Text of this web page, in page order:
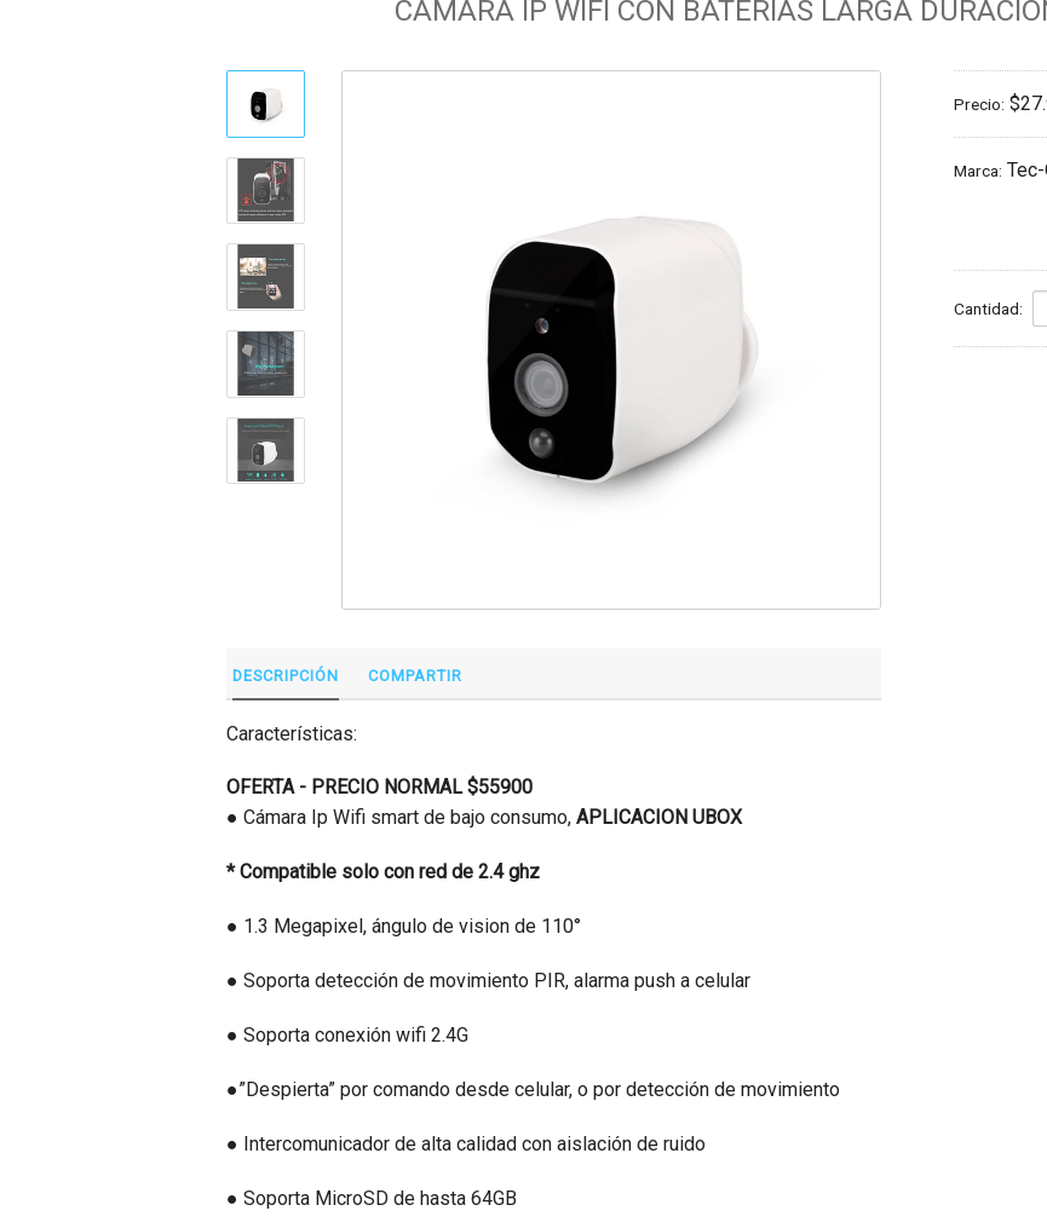
Almacenamiento
Alarmas auto-gestionadas
Pantallas
Descargas
CÁMARA IP WIFI CON BATERÍAS LARGA
DESCRIPCIÓN COMPARTIR
Características:
OFERTA - PRECIO NORMAL $55900
● Cámara Ip Wifi smart de bajo consumo, APLICACION UBOX
* Compatible solo con red de 2.4 ghz
● 1.3 Megapixel, ángulo de vision de 110°
● Soporta detección de movimiento PIR, alarma push a celular
● Soporta conexión wifi 2.4G
●”Despierta” por comando desde celular, o por detección de movimiento
● Intercomunicador de alta calidad con aislación de ruido
● Soporta MicroSD de hasta 64GB
Precio:
Marca:
Cantidad: